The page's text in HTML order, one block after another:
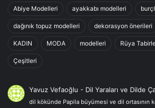
Abiye Modelleri ayakkabı modelleri
dağınık topuz modelleri dekorasyon önerileri
KADIN MODA modelleri Rüya
Çeşitleri
Yavuz Vefaoğlu - Dil Yaraları ve Dilde
dil kökünde Papila büyümesi ve dil ortasının